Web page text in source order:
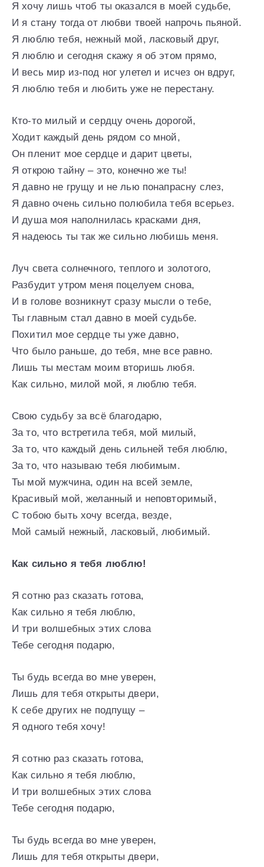
Я хочу лишь чтоб ты оказался в моей судьбе,
И я стану тогда от любви твоей напрочь пьяной.
Я люблю тебя, нежный мой, ласковый друг,
Я люблю и сегодня скажу я об этом прямо,
И весь мир из-под ног улетел и исчез он вдруг,
Я люблю тебя и любить уже не перестану.
Кто-то милый и сердцу очень дорогой,
Ходит каждый день рядом со мной,
Он пленит мое сердце и дарит цветы,
Я открою тайну – это, конечно же ты!
Я давно не грущу и не лью понапрасну слез,
Я давно очень сильно полюбила тебя всерьез.
И душа моя наполнилась красками дня,
Я надеюсь ты так же сильно любишь меня.
Луч света солнечного, теплого и золотого,
Разбудит утром меня поцелуем снова,
И в голове возникнут сразу мысли о тебе,
Ты главным стал давно в моей судьбе.
Похитил мое сердце ты уже давно,
Что было раньше, до тебя, мне все равно.
Лишь ты местам моим вторишь любя.
Как сильно, милой мой, я люблю тебя.
Свою судьбу за всё благодарю,
За то, что встретила тебя, мой милый,
За то, что каждый день сильней тебя люблю,
За то, что называю тебя любимым.
Ты мой мужчина, один на всей земле,
Красивый мой, желанный и неповторимый,
С тобою быть хочу всегда, везде,
Мой самый нежный, ласковый, любимый.
Как сильно я тебя люблю!
Я сотню раз сказать готова,
Как сильно я тебя люблю,
И три волшебных этих слова
Тебе сегодня подарю,
Ты будь всегда во мне уверен,
Лишь для тебя открыты двери,
К себе других не подпущу –
Я одного тебя хочу!
Я сотню раз сказать готова,
Как сильно я тебя люблю,
И три волшебных этих слова
Тебе сегодня подарю,
Ты будь всегда во мне уверен,
Лишь для тебя открыты двери,